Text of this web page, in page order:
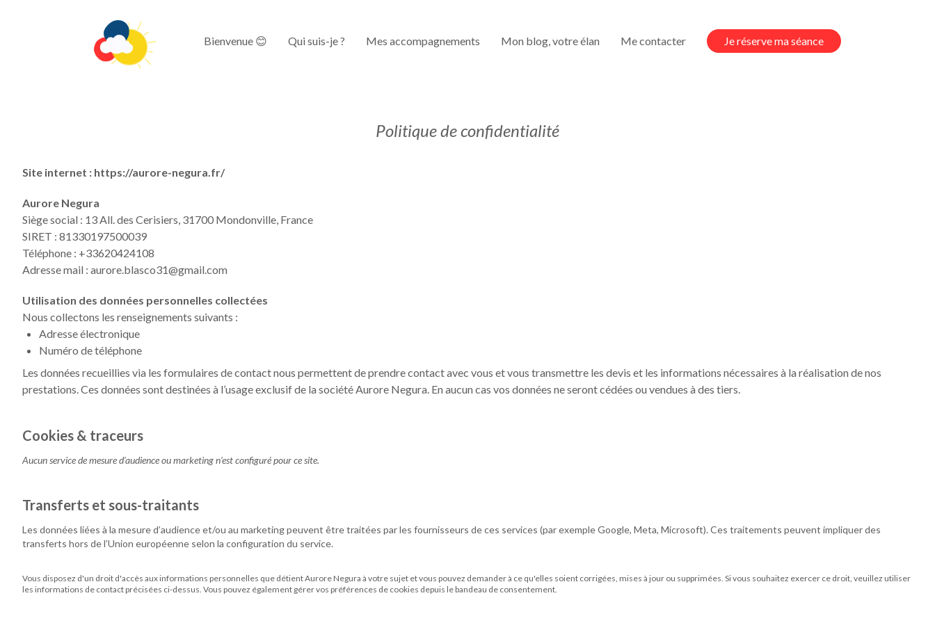
Bienvenue 😊 Qui suis-je ? Mes accompagnements Mon blog, votre élan Me contacter Je réserve ma séance
Politique de confidentialité
Site internet : https://aurore-negura.fr/
Aurore Negura
Siège social : 13 All. des Cerisiers, 31700 Mondonville, France
SIRET : 81330197500039
Téléphone : +33620424108
Adresse mail : aurore.blasco31@gmail.com
Utilisation des données personnelles collectées
Nous collectons les renseignements suivants :
Adresse électronique
Numéro de téléphone
Les données recueillies via les formulaires de contact nous permettent de prendre contact avec vous et vous transmettre les devis et les informations nécessaires à la réalisation de nos
prestations. Ces données sont destinées à l’usage exclusif de la sociétéAurore Negura. En aucun cas vos données ne seront cédées ou vendues à des tiers.
Cookies & traceurs
Aucun service de mesure d’audience ou marketing n’est configuré pour ce site.
Transferts et sous-traitants
Les données liées à la mesure d’audience et/ou au marketing peuvent être traitées par les fournisseurs de ces services (par exemple Google, Meta, Microsoft). Ces traitements peuvent impliquer des
transferts hors de l’Union européenne selon la configuration du service.
Vous disposez d'un droit d'accès aux informations personnelles que détientAurore Negura à votre sujet et vous pouvez demander à ce qu'elles soient corrigées, mises à jour ou supprimées. Si vous souhaitez exercer ce droit, veuillez utiliser
les informations de contact précisées ci-dessus. Vous pouvez également gérer vos préférences de cookies depuis le bandeau de consentement.